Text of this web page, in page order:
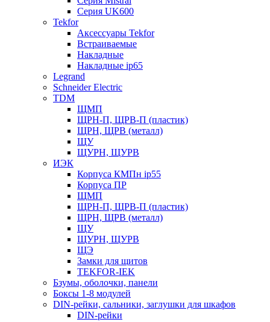
Серия UK600
Tekfor
Аксессуары Tekfor
Встраиваемые
Накладные
Накладные ip65
Legrand
Schneider Electric
TDM
ЩМП
ЩРН-П, ЩРВ-П (пластик)
ЩРН, ЩРВ (металл)
ЩУ
ЩУРН, ЩУРВ
ИЭК
Корпуса КМПн ip55
Корпуса ПР
ЩМП
ЩРН-П, ЩРВ-П (пластик)
ЩРН, ЩРВ (металл)
ЩУ
ЩУРН, ЩУРВ
ЩЭ
Замки для щитов
TEKFOR-IEK
Бзумы, оболочки, панели
Боксы 1-8 модулей
DIN-рейки, сальники, заглушки для шкафов
DIN-рейки